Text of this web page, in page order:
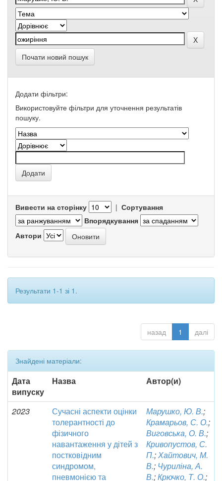
Почати новий пошук
Додати фільтри:
Використовуйте фільтри для уточнення результатів
пошуку.
Вивести на сторінку | Сортування
Впорядкування
Автори
Результати 1-1 зі 1.
назад 1 далі
Знайдені матеріали:
Дата
випуску
Назва Автор(и)
2023
Сучасні аспекти оцінки
толерантності до
фізичного
навантаження у дітей з
постковідним
синдромом,
пневмонією та
Марушко, Ю. В.;
Крамарьов, С. О.;
Виговська, О. В.;
Кривопустов, С.
П.;Хайтович, М.
В.; Чуриліна, А.
В.;Крючко, Т. О.;